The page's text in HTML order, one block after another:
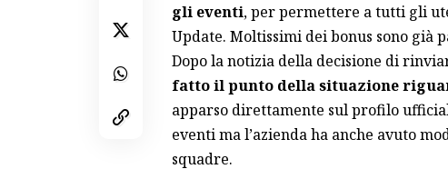
gli eventi, per permettere a tutti gli
Update. Moltissimi dei bonus sono
Dopola notizia della decisione di
fatto il punto della situazione
apparso direttamente sul profilo
eventi ma l’azienda ha anche avuto
squadre.